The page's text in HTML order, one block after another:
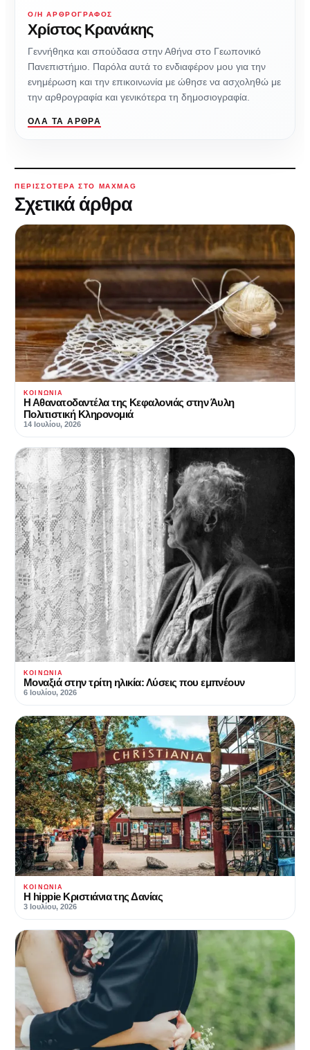
Ο/Η ΑΡΘΡΟΓΡΆΦΟΣ
Χρίστος Κρανάκης
Γεννήθηκα και σπούδασα στην Αθήνα στο Γεωπονικό
Πανεπιστήμιο. Παρόλα αυτά το ενδιαφέρον μου για την
ενημέρωση και την επικοινωνία με ώθησε να ασχοληθώ με
την αρθρογραφία και γενικότερα τη δημοσιογραφία.
ΌΛΑ ΤΑ ΆΡΘΡΑ
ΠΕΡΙΣΣΌΤΕΡΑ ΣΤΟ MAXMAG
Σχετικά άρθρα
ΚΟΙΝΩΝΊΑ
Η Αθανατοδαντέλα της Κεφαλονιάς στην Άυλη
Πολιτιστική Κληρονομιά
14 Ιουλίου, 2026
ΚΟΙΝΩΝΊΑ
Μοναξιά στην τρίτη ηλικία: Λύσεις που εμπνέουν
6 Ιουλίου, 2026
ΚΟΙΝΩΝΊΑ
Η hippie Κριστιάνια της Δανίας
3 Ιουλίου, 2026